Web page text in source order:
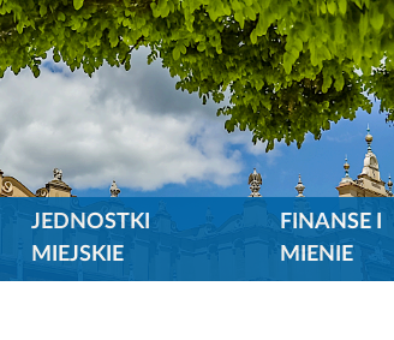
JEDNOSTKI
MIEJSKIE
FINANSE I
MIENIE